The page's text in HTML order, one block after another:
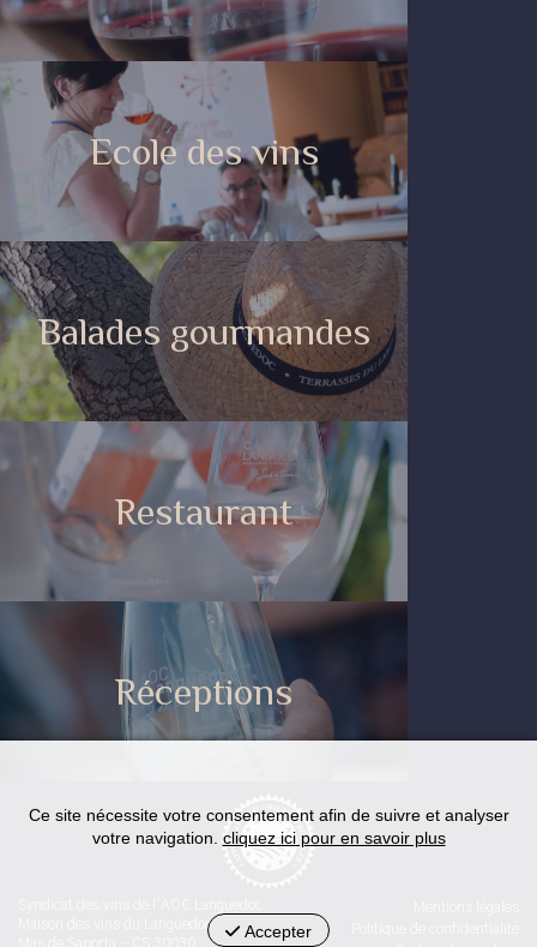
Ecole des vins
Balades gourmandes
Restaurant
Réceptions
Maison des vins du Languedoc
Ce site nécessite votre consentement afin de suivre et analyser
votre navigation. cliquez ici pour en savoir plus
Accepter